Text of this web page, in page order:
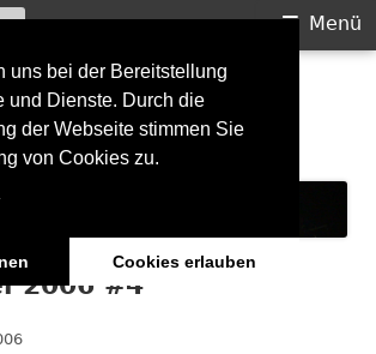
uns bei der Bereitstellung
und Dienste. Durch die
der Webseite stimmen Sie
von Cookies zu.
Cookies erlauben
Starkilla
Konzertberichte und mehr
Menü
Suchen
2006 #4